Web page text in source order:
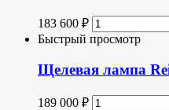
183 600 ₽
Быстрый просмотр
Щелевая лампа
189 000 ₽